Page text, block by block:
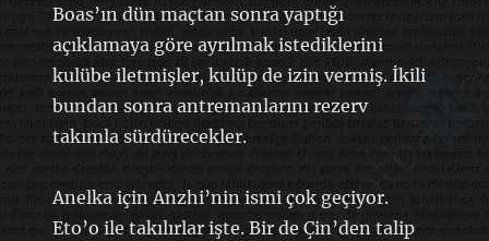
Boas’ın dün maçtan sonra yaptığı
açıklamaya göre ayrılmak istediklerini
kulübe iletmişler, kulüp de izin vermiş. İkili
bundan sonra antremanlarını rezerv
takımla sürdürecekler.
Anelka için Anzhi’nin ismi çok geçiyor.
Eto’o ile takılırlar işte. Bir de Çin’den talip